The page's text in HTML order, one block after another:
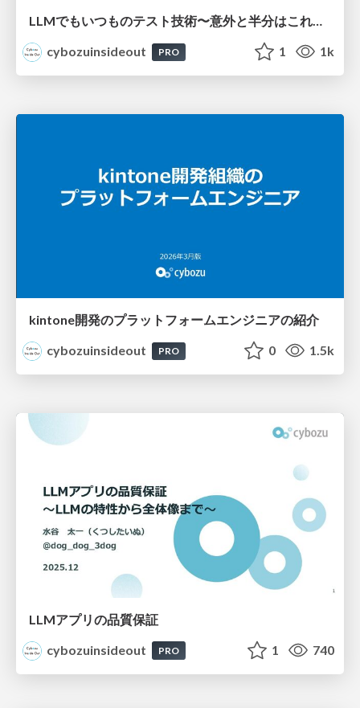
LLMでもいつものテスト技術〜意外と半分はこれまでのテストでした〜
cybozuinsideout
PRO 1 1k
kintone開発のプラットフォームエンジニアの紹介
cybozuinsideout
PRO 0 1.5k
LLMアプリの品質保証
cybozuinsideout
PRO 1 740